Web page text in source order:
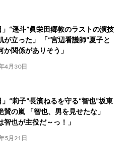
」“遥斗”眞栄田郷敦のラストの演技
が立った」 「“宮辺看護師”夏子と
か関係がありそう」
4月30日
」“莉子”長濱ねるを守る“智也”坂東
賛の嵐 「智也、男を見せたな」
智也が主役だ～っ！」
5月21日